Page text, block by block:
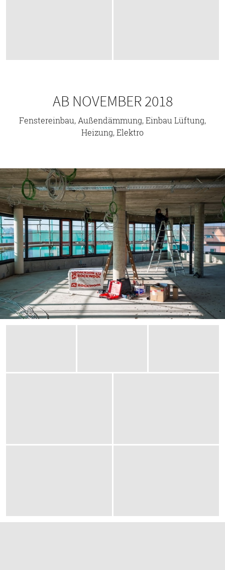
AB NOVEMBER 2018
Fenstereinbau, Außendämmung, Einbau Lüftung,
Heizung, Elektro